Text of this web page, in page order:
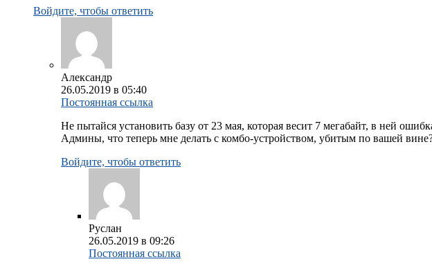
Войдите, чтобы ответить
Александр
26.05.2019 в 05:40
Постоянная ссылка
Не пытайся установить базу от 23 мая, которая весит 7 мегабайт, в ней
Админы, что теперь мне делать с комбо-устройством, убитым по вашей
Войдите, чтобы ответить
Руслан
26.05.2019 в 09:26
Постоянная ссылка